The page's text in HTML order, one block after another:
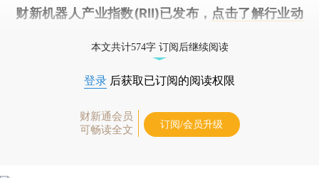
财新机器人产业指数(RII)已发布， 点击了解行业动
本文共计574字 订阅后继续阅读
登录 后获取已订阅的阅读权限
财新通会员
可畅读全文
订阅/会员升级